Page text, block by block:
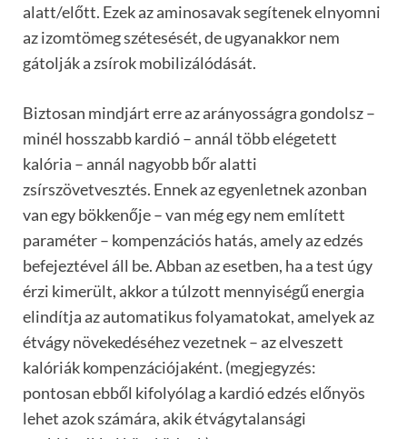
alatt/előtt. Ezek az aminosavak segítenek elnyomni
az izomtömeg szétesését, de ugyanakkor nem
gátolják a zsírok mobilizálódását.
Biztosan mindjárt erre az arányosságra gondolsz –
minél hosszabb kardió – annál több elégetett
kalória – annál nagyobb bőr alatti
zsírszövetvesztés. Ennek az egyenletnek azonban
van egy bökkenője – van még egy nem említett
paraméter – kompenzációs hatás, amely az edzés
befejeztével áll be. Abban az esetben, ha a test úgy
érzi kimerült, akkor a túlzott mennyiségű energia
elindítja az automatikus folyamatokat, amelyek az
étvágy növekedéséhez vezetnek – az elveszett
kalóriák kompenzációjaként. (megjegyzés:
pontosan ebből kifolyólag a kardió edzés előnyös
lehet azok számára, akik étvágytalansági